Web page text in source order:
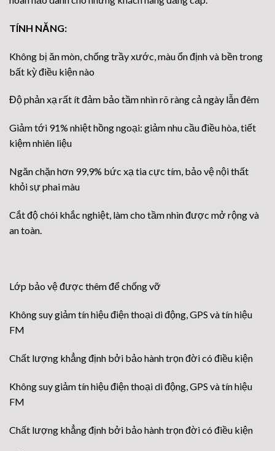
TÍNH NĂNG:
Không bị ăn mòn, chống trầy xước, màu ổn định và bền trong
bất kỳ điều kiện nào
Độ phản xạ rất ít đảm bảo tầm nhìn rõ ràng cả ngày lẫn đêm
Giảm tới 91% nhiệt hồng ngoại: giảm nhu cầu điều hòa, tiết
kiệm nhiên liệu
Ngăn chặn hơn 99,9% bức xạ tia cực tím, bảo vệ nội thất
khỏi sự phai màu
Cắt độ chói khắc nghiệt, làm cho tầm nhìn được mở rộng và
an toàn.
Lớp bảo vệ được thêm để chống vỡ
Không suy giảm tín hiệu điện thoại di động, GPS và tín hiệu
FM
Chất lượng khẳng định bởi bảo hành trọn đời có điều kiện
Không suy giảm tín hiệu điện thoại di động, GPS và tín hiệu
FM
Chất lượng khẳng định bởi bảo hành trọn đời có điều kiện